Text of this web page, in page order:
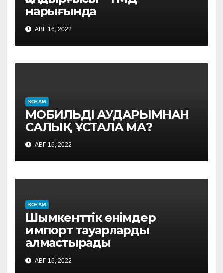
нарығында
АВГ 16, 2022
ҚОҒАМ
МОБИЛЬДІ АУДАРЫМНАН
САЛЫҚ ҰСТАЛА МА?
АВГ 16, 2022
ҚОҒАМ
Шымкенттік өнімдер
импорт тауарларды
алмастырады
АВГ 16, 2022